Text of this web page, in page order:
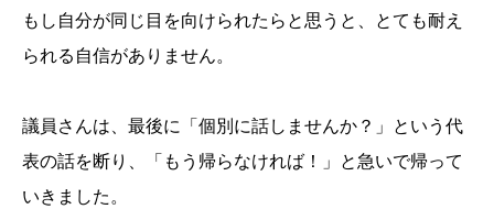
もし自分が同じ目を向けられたらと思うと、とても耐え
られる自信がありません。
議員さんは、最後に「個別に話しませんか？」という代
表の話を断り、「もう帰らなければ！」と急いで帰って
いきました。